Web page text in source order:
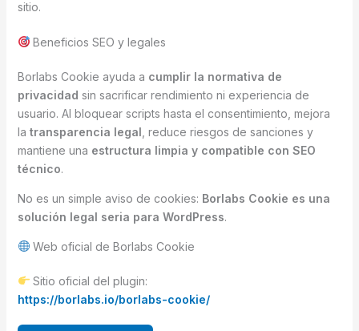
sitio.
Beneficios SEO y legales
Borlabs Cookie ayuda a cumplir la normativa de
privacidad sin sacrificar rendimiento ni experiencia de
usuario. Al bloquear scripts hasta el consentimiento, mejora
la transparencia legal , reduce riesgos de sanciones y
mantiene una estructura limpia y compatible con SEO
técnico.
No es un simple aviso de cookies: Borlabs Cookie es una
solución legal seria para WordPress.
Web oficial de Borlabs Cookie
Sitio oficial del plugin:
https://borlabs.io/borlabs-cookie/